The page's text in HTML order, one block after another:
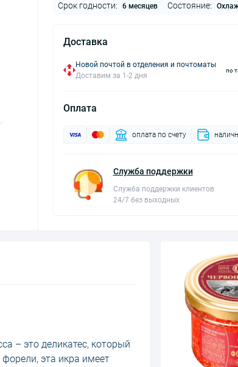
Срок годности: 6 месяцев Состояние:
Доставка
Новой почтой в отделения и почтоматы
Доставим за 1-2 дня
по
Оплата
оплата по счету
Служба поддержки
Служба поддержки клиентов
24/7 без выходных
– это деликатес, который
эта икра имеет